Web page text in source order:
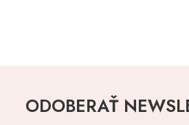
ODOBERAŤ